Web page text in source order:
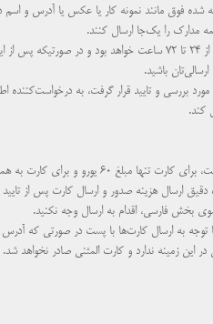
شده فوق مانند نمونه کار یا عکس یا آدرس و اسم
مدارک را یک‌جا ارسال کنند.
پروسه بررسی مدارک پس از ارسال از ۲۴ تا ۷۲ ساعت خواهد بود
باشید.
بررسی و تایید قرار گرفت، به درخواست‌کننده
کند.
برای کارت تنها مبلغ ۶۰ یورو و برای کارت به
ارسال هزینه صدور و ارسال کارت پس از
بخش فارسی، اقدام به ارسال وجه نکنید.
توجه به ارسال کارت‌ها با پست در صورتی که آدرس
در این زمینه ندارد و کارت المثنی صادر نخواهد شد.